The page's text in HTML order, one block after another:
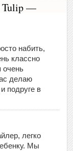
Tulip —
набить,
классно
очень
делаю
подруге в
легко
Мы